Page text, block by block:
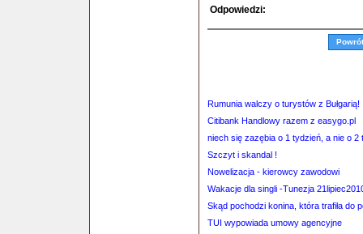
Odpowiedzi:
Rumunia walczy o turystów z Bułgarią!
Citibank Handlowy razem z easygo.pl
niech się zazębia o 1 tydzień, a nie o 2
Szczyt i skandal !
Nowelizacja - kierowcy zawodowi
Wakacje dla singli -Tunezja
Skąd pochodzi konina, która trafiła do
TUI wypowiada umowy agencyjne